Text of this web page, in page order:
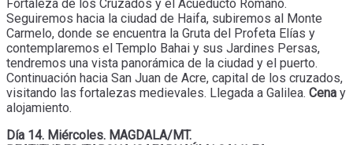
Fortaleza de los Cruzados y el Acueducto Romano.
Seguiremos hacia la ciudad de Haifa, subiremos al Monte
Carmelo, donde se encuentra la Gruta del Profeta Elías y
contemplaremos el Templo Bahai y sus Jardines Persas,
tendremos una vista panorámica de la ciudad y el puerto.
Continuación hacia San Juan de Acre, capital de los cruzados,
visitando las fortalezas medievales. Llegada a Galilea. Cena y
alojamiento.
Día 14. Miércoles. MAGDALA/MT.